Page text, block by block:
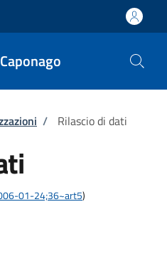
/ Rilascio di dati
01-24;36~art5)